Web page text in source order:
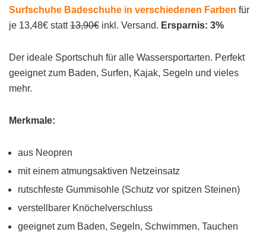
Surfschuhe Badeschuhe in verschiedenen Farben für
je 13,48€ statt13,90€ inkl. Versand. Ersparnis: 3%
Der ideale Sportschuh für alle Wassersportarten. Perfekt
geeignet zum Baden, Surfen, Kajak, Segeln und vieles
mehr.
Merkmale:
aus Neopren
mit einem atmungsaktiven Netzeinsatz
rutschfeste Gummisohle (Schutz vor spitzen Steinen)
verstellbarer Knöchelverschluss
geeignet zum Baden, Segeln, Schwimmen, Tauchen